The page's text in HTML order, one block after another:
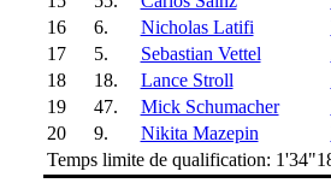
16
6. Nicholas Latifi
17
5. Sebastian Vettel
18
18. Lance Stroll
19
47. Mick Schumacher
20
9. Nikita Mazepin
Temps limite de qualification: